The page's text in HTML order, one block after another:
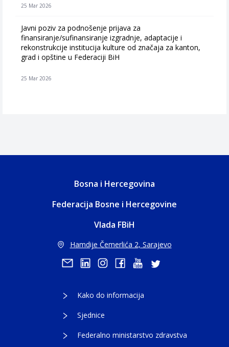
25 Mar 2026
Javni poziv za podnošenje prijava za
finansiranje/sufinansiranje izgradnje, adaptacije i
rekonstrukcije institucija kulture od značaja za kanton,
grad i opštine u Federaciji BiH
25 Mar 2026
Bosna i Hercegovina
Federacija Bosne i Hercegovine
Vlada FBiH
Hamdije Čemerlića 2, Sarajevo
Kako do informacija
Sjednice
Federalno ministarstvo zdravstva